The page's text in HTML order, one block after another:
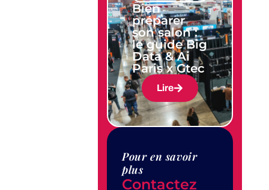
Bien
préparer
son salon :
le guide Big
Data & Ai
Paris x Gtec
Lire
Pour en savoir
plus
Contactez